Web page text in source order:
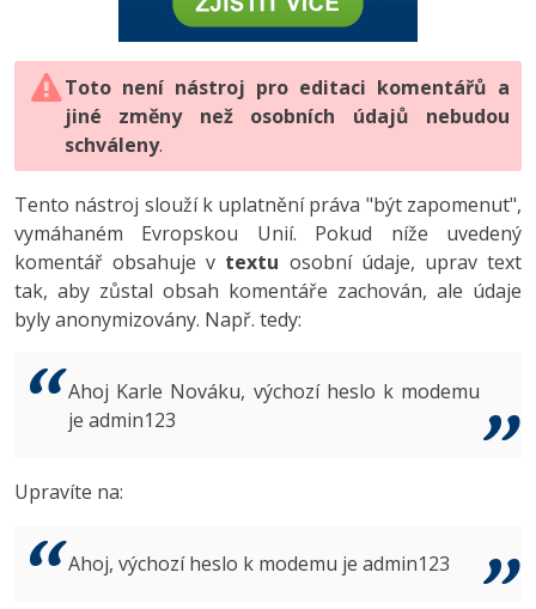
HTML5, CSS3, Bootstrap, SEO
SQL a databáze
Testování a verzování
UML a návrhové vzory
React
Spring
ASP.NET MVC
Best practices
PHP
JavaScript
Python
HTML / CSS
UML a návrhové vzory
MySQL/MariaDB
MS-SQL
Vývojář mobilních aplikací
C# Game developer
Tester
Systémový administrátor
3D grafik
Copywriter
-80%
JavaScript -80%
PHP -80%
Swift -80%
Kotlin -80%
VB.NET
Algoritmy -41%
Digitální gramotnost
Marketing
WordPress
SEO
UX
Business
Copywriting
Photoshop -80%
Adobe Illustrator -80%
Adobe Lightroom
Adobe XD
Adobe InDesign -25%
Adobe After Effects
Inkscape
Toto není nástroj pro editaci komentářů a
jiné změny než osobních údajů nebudou
schváleny.
Tento nástroj slouží k uplatnění práva "být zapomenut",
vymáhaném Evropskou Unií. Pokud níže uvedený
komentář obsahuje v textu osobní údaje, uprav text
tak, aby zůstal obsah komentáře zachován, ale údaje
byly anonymizovány. Např. tedy:
Ahoj Karle Nováku, výchozí heslo k modemu
je admin123
Upravíte na:
Ahoj, výchozí heslo k modemu je admin123